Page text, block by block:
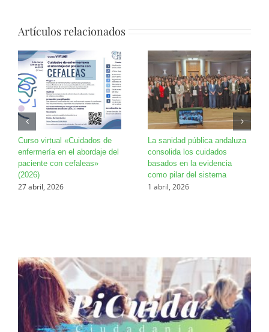
Artículos relacionados
Curso virtual «Cuidados de
enfermería en el abordaje del
paciente con cefaleas»
(2026)
27 abril, 2026
La sanidad pública andaluza
consolida los cuidados
basados en la evidencia
como pilar del sistema
1 abril, 2026